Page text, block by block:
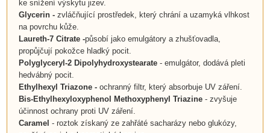
ke snížení výskytu jizev.
Glycerin-zvláčňující prostředek, který chrání a uzamyká vlhkost
na povrchu kůže.
Laureth-7 Citrate-působí jako emulgátory a zhušťovadla,
propůjčují pokožce hladký pocit.
Polyglyceryl-2 Dipolyhydroxystearate- emulgátor, dodává pleti
hedvábný pocit.
Ethylhexyl Triazone - ochranný filtr, který absorbuje UV záření.
Bis-Ethylhexyloxyphenol Methoxyphenyl Triazine- zvyšuje
účinnost ochrany proti UV záření.
Caramel - roztok získaný ze zahřáté sacharázy nebo glukózy,